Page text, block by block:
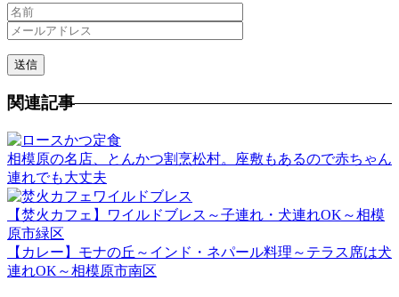
関連記事
相模原の名店、とんかつ割烹松村。座敷もあるので赤ちゃん
連れでも大丈夫
【焚火カフェ】ワイルドブレス～子連れ・犬連れOK～相模
原市緑区
【カレー】モナの丘～インド・ネパール料理～テラス席は犬
連れOK～相模原市南区